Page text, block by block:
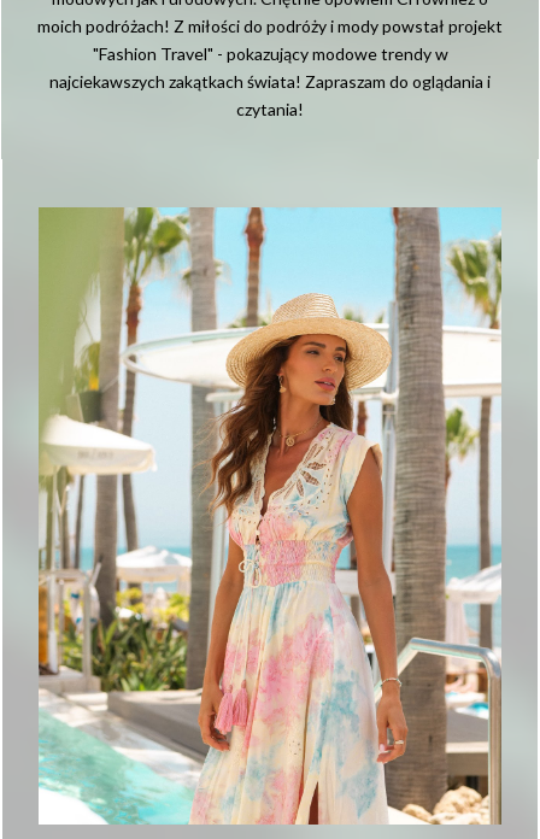
moich podróżach! Z miłości do podróży i mody powstał projekt
"Fashion Travel" - pokazujący modowe trendy w
najciekawszych zakątkach świata! Zapraszam do oglądania i
czytania!